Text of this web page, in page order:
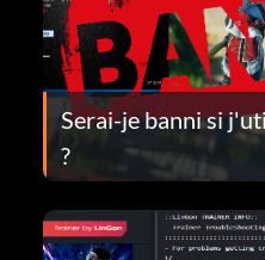
Serai-je banni si
?